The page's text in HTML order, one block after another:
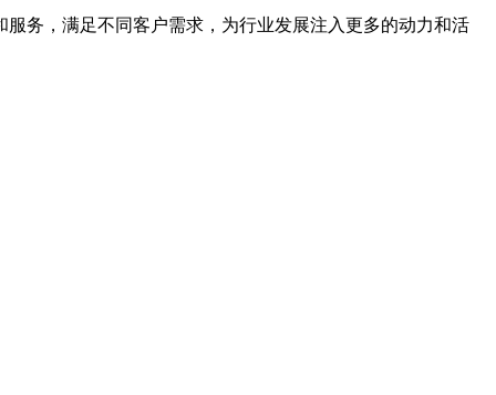
务，满足不同客户需求，为行业发展注入更多的动力和活